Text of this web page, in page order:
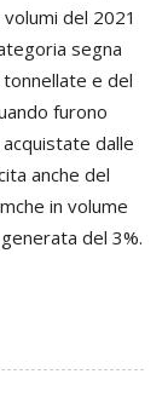
del 2021
segna
e del
furono
dalle
anche del
in volume
del 3%.